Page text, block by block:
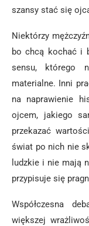
szansy stać się
Niektórzy
bo chcą kochać i
sensu, którego
materialne. Inni
na naprawienie
ojcem, jakiego
przekazać
świat po nich nie
ludzkie i nie mają
przypisuje się
Współczesna
większej